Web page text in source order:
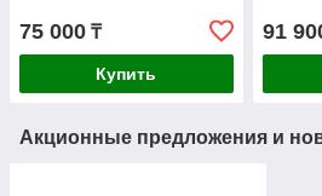
75 000 ₸
Купить
91
Акционные предложения и